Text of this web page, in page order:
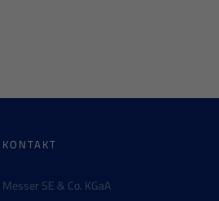
KONTAKT
Messer SE & Co. KGaA